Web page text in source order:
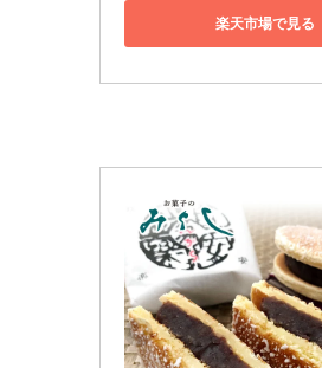
楽天市場で見る